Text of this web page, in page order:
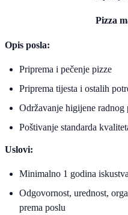
Pizza
Opis posla:
Priprema i pečenje pizze
Priprema tijesta i ostalih
Održavanje higijene radnog
Poštivanje standarda
Uslovi:
Minimalno 1 godina
Odgovornost, urednost,
prema poslu